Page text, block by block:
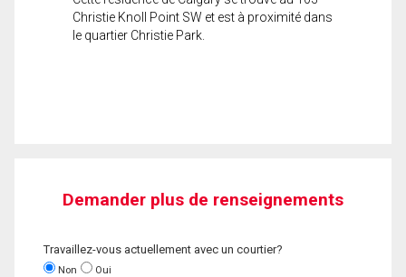
Christie Knoll Point SW et est à proximité dans
le quartier Christie Park.
Demander plus de renseignements
Travaillez-vous actuellement avec un courtier?
Non Oui